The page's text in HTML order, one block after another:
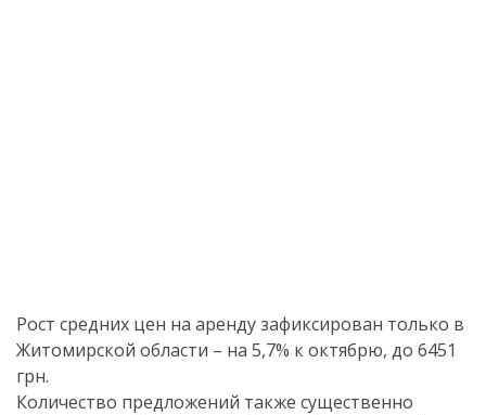
Рост средних цен на аренду зафиксирован только в
Житомирской области – на 5,7% к октябрю, до 6451
грн.
Количество предложений также существенно